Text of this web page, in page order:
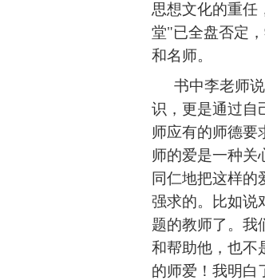
思想文化的重任
堂"已全盘否定
和名师。
书中李老师说
识，更是通过自
师应有的师德要
师的爱是一种关
同仁地把这样
强求的。比如说
题的教师了。我
和帮助他，也不
的师爱！我明白